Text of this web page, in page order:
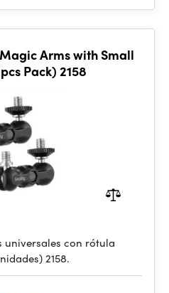
Arms with Small
Pack) 2158
universales con rótula
2158.